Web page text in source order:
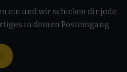
ein und wir schicken dir jede
in deinen Posteingang.